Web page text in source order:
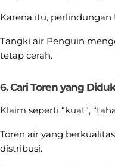
Karena itu,
Tangki air Penguin
tetap cerah.
6. Cari Toren yang
Klaim seperti “kuat”,
Toren air yang
distribusi.